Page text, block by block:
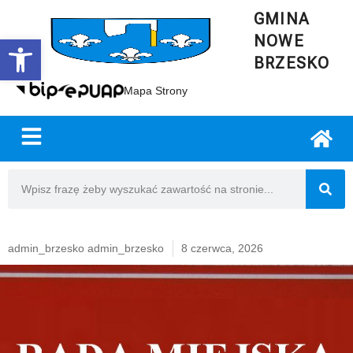
Open toolbar
GMINA
NOWE
BRZESKO
Mapa Strony
admin_brzesko admin_brzesko 8 czerwca, 2026